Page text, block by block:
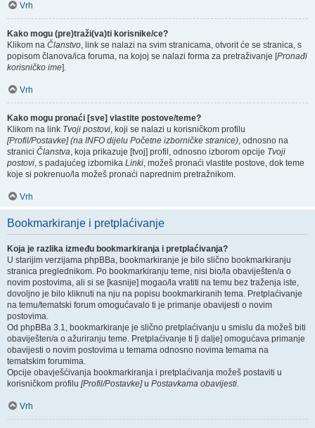
Vrh
Kako mogu (pre)traži(va)ti korisnike/ce?
Klikom na Članstvo, link se nalazi na svim stranicama, otvorit će se stranica, s
popisom članova/ica foruma, na kojoj se nalazi forma za pretraživanje [Pronađi
korisničko ime].
Vrh
Kako mogu pronaći [sve] vlastite postove/teme?
Klikom na link Tvoji postovi, koji se nalazi u korisničkom profilu
[Profil/Postavke] (na INFO dijelu Početne izborničke stranice), odnosno na
stranici Članstva, koja prikazuje [tvoj] profil, odnosno izborom opcije Tvoji
postovi, s padajućeg izbornika Linki, možeš pronaći vlastite postove, dok teme
koje si pokrenuo/la možeš pronaći naprednim pretražnikom.
Vrh
Bookmarkiranje i pretplaćivanje
Koja je razlika između bookmarkiranja i pretplaćivanja?
U starijim verzijama phpBBa, bookmarkiranje je bilo slično bookmarkiranju
stranica preglednikom. Po bookmarkiranju teme, nisi bio/la obaviješten/a o
novim postovima, ali si se [kasnije] mogao/la vratiti na temu bez traženja iste,
dovoljno je bilo kliknuti na nju na popisu bookmarkiranih tema. Pretplaćivanje
na temu/tematski forum omogućavalo ti je primanje obavijesti o novim
postovima.
Od phpBBa 3.1, bookmarkiranje je slično pretplaćivanju u smislu da možeš biti
obaviješten/a o ažuriranju teme. Pretplaćivanje ti [i dalje] omogućava primanje
obavijesti o novim postovima u temama odnosno novima temama na
tematskim forumima.
Opcije obavješćivanja bookmarkiranja i pretplaćivanja možeš postaviti u
korisničkom profilu [Profil/Postavke]u Postavkama obavijesti.
Vrh